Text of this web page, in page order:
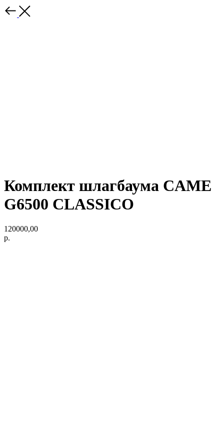
Комплект шлагбаума CAME
G6500 CLASSICO
120000,00
р.